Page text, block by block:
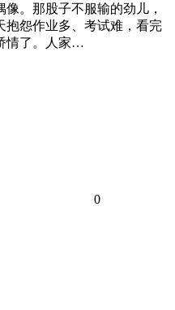
。那股子不服输的劲儿，
抱怨作业多、考试难，看完
情了。人家…
0